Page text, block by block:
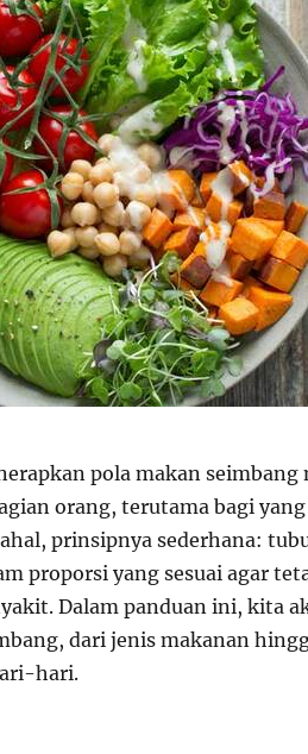
pola makan
orang, terutama bagi
prinsipnya sederhana:
proporsi yang sesuai agar
Dalam panduan ini, kita
dari jenis makanan
hari.